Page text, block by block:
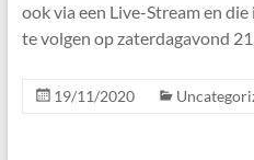
ook via een Live-Stream en
te volgen op zaterdagavond
19/11/2020